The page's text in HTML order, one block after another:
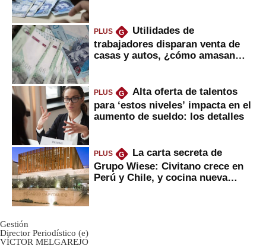
PLUS G
Utilidades de
trabajadores disparan venta de
casas y autos, ¿cómo amasan
PLUS G
Alta oferta de talentos
para ‘estos niveles’ impacta en el
aumento de sueldo: los detalles
PLUS G
La carta secreta de
Grupo Wiese: Civitano crece en
Perú y Chile, y cocina nueva
Gestión
Director Periodístico (e)
VÍCTOR MELGAREJO